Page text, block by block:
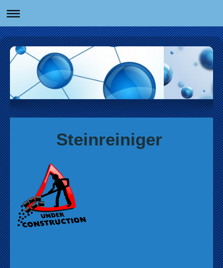
Steinreiniger